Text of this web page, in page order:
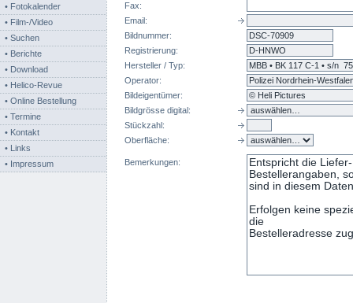
• Fotokalender
• Film-/Video
• Suchen
• Berichte
• Download
• Helico-Revue
• Online Bestellung
• Termine
• Kontakt
• Links
• Impressum
Fax:
Email:
Bildnummer:
Registrierung:
Hersteller / Typ:
Operator:
Bildeigentümer:
Bildgrösse digital:
Stückzahl:
Oberfläche:
Bemerkungen: